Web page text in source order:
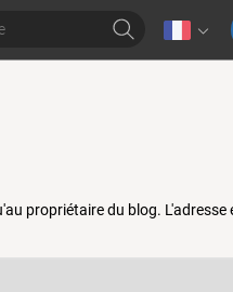
propriétaire du blog.